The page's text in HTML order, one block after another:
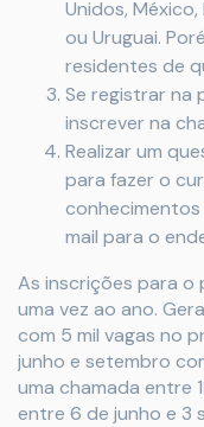
Unidos, México,
ou Uruguai.
residentes de
Se registrar na
inscrever na
Realizar um
para fazer o
mail para o
As inscrições para o
uma vez ao ano.
com 5 mil vagas no
junho e setembro
uma chamada entre
entre 6 de junho e 3